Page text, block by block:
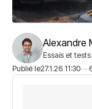
Alexandre
Essais et
Publié le27.1.26 11:30